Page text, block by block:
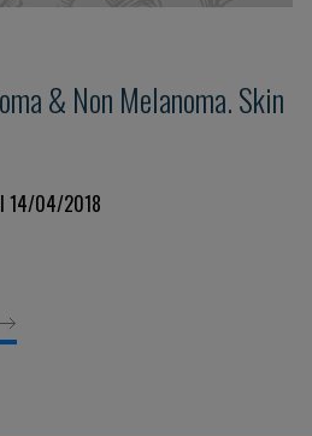
& Non Melanoma. Skin
14/04/2018